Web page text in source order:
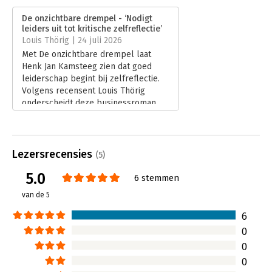
Verschijningsdatum:
10-6-2026
Hoofdrubriek: Leiderschap
De onzichtbare drempel - ‘Nodigt
leiders uit tot kritische zelfreflectie’
Louis Thörig | 24 juli 2026
Met De onzichtbare drempel laat
Henk Jan Kamsteeg zien dat goed
leiderschap begint bij zelfreflectie.
Volgens recensent Louis Thörig
onderscheidt deze businessroman
inzichten toegankelijk en praktisch
eenvoudig als confronterend: ‘Ben jij
had willen hebben?’
Lees verder
Lezersrecensies (5)
5.0
van de 5
6 stemmen
6
0
0
0